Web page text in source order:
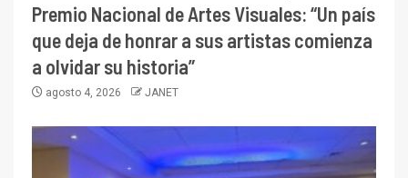
Premio Nacional de Artes Visuales: “Un país
que deja de honrar a sus artistas comienza
a olvidar su historia”
agosto 4, 2026 JANET